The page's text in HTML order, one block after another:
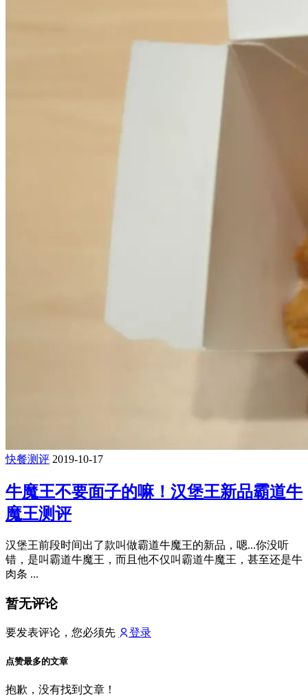
快餐测评 2019-10-17
牛魔王不要面子的嘛！汉堡王新品霸道牛
魔王测评
汉堡王前段时间出了款叫做霸道牛魔王的新品，嗯...你没听
错，是叫霸道牛魔王，而且他不仅叫霸道牛魔王，甚至还是牛
肉条 ...
暂无评论
要发表评论，您必须先 登录
点赞最多的文章
抱歉，没有找到文章！